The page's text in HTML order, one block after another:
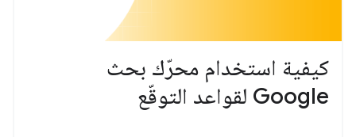
كيفية استخدام محرّك بحث
Google لقواعد التوقّع